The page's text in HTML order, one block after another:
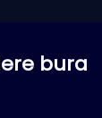
bura